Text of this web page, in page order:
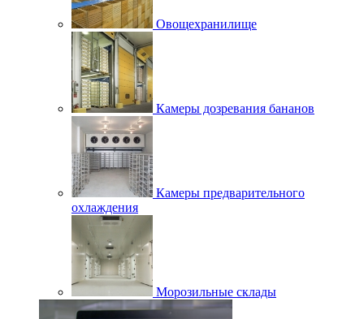
Овощехранилище
Камеры дозревания бананов
Камеры предварительного
охлаждения
Морозильные склады